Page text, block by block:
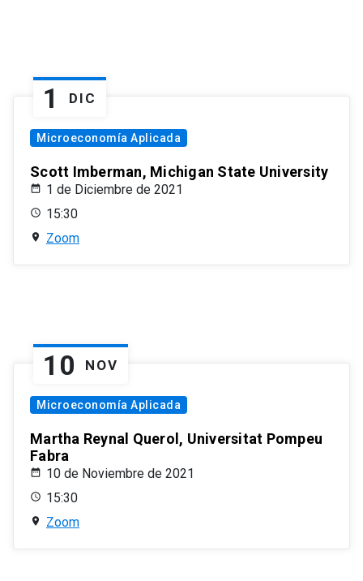
1 DIC
Microeconomía Aplicada
Scott Imberman, Michigan State University
1 de Diciembre de 2021
15:30
Zoom
10 NOV
Microeconomía Aplicada
Martha Reynal Querol, Universitat Pompeu
Fabra
10 de Noviembre de 2021
15:30
Zoom